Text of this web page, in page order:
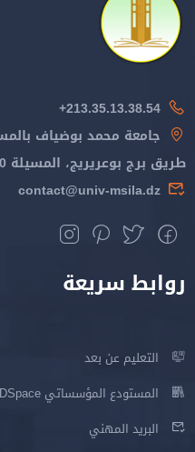
213.35.13.38.54+
جامعة محمد بوضياف
طريق برج بوعريريج، المسيلة 28000 الجزائر
contact@univ-msila.dz
روابط سريعة
التعليم عن بعد
المستودع المؤسساتي DSpace
البريد المهني